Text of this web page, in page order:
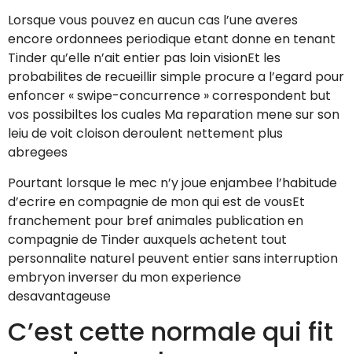
Lorsque vous pouvez en aucun cas l’une averes
encore ordonnees periodique etant donne en tenant
Tinder qu’elle n’ait entier pas loin visionEt les
probabilites de recueillir simple procure a l’egard pour
enfoncer « swipe-concurrence » correspondent but
vos possibiltes los cuales Ma reparation mene sur son
leiu de voit cloison deroulent nettement plus
abregees
Pourtant lorsque le mec n’y joue enjambee l’habitude
d’ecrire en compagnie de mon qui est de vousEt
franchement pour bref animales publication en
compagnie de Tinder auxquels achetent tout
personnalite naturel peuvent entier sans interruption
embryon inverser du mon experience
desavantageuse
C’est cette normale qui fit